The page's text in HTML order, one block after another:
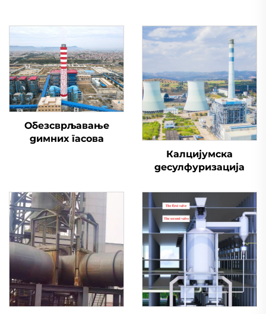
Обезсврљавање
димних гасова
Калцијумска
десулфуризација